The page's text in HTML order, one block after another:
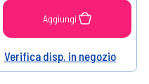
Aggiungi
Help
Verifica disp. in negozio